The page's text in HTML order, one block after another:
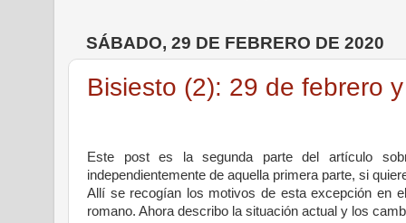
SÁBADO, 29 DE FEBRERO DE 2020
Bisiesto (2): 29 de febrero
Este post es la segunda parte del artículo
independientemente de aquella primera parte, si
Allí se recogían los motivos de esta excepción en
romano. Ahora describo la situación actual y los